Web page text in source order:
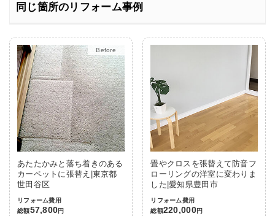
同じ箇所のリフォーム事例
After
あたたかみと落ち着きのある
カーペットに張替え|東京都
世田谷区
リフォーム費用
総額57,800円
畳やクロスを張替えて防音フ
ローリングの洋室に変わりま
した|愛知県豊田市
リフォーム費用
総額220,000円